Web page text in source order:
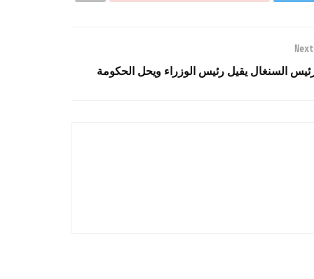
السنغال يقيل رئيس الوزراء ويحل الحكومة